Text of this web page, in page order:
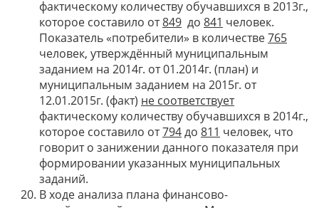
фактическому количеству обучавшихся в 2013г.,
которое составило от849 до 841 человек.
Показатель «потребители» в количестве765
человек, утверждённый муниципальным
заданием на 2014г. от 01.2014г. (план) и
муниципальным заданием на 2015г. от
12.01.2015г. (факт) не соответствует
фактическому количеству обучавшихся в 2014г.,
которое составило от794до 811 человек, что
говорит о занижении данного показателя при
формировании указанных муниципальных
заданий.
В ходе анализа плана финансово-